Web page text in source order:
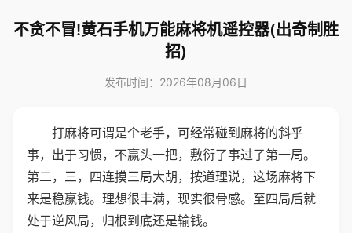
不贪不冒!黄石手机万能麻将机遥控器(出奇制胜
招)
发布时间：2026年08月06日
打麻将可谓是个老手，可经常碰到麻将的斜乎
事，出于习惯，不赢头一把，敷衍了事过了第一局。
第二，三，四连摸三局大胡，按道理说，这场麻将下
来是稳赢钱。理想很丰满，现实很骨感。至四局后就
处于逆风局，归根到底还是输钱。